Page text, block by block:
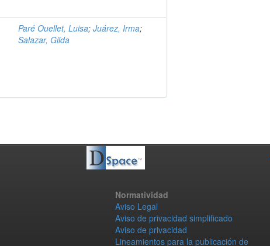
Paré Ouellet, Luisa;Juárez, Irma;
Salazar, Gilda
Normatividad
Aviso Legal
Aviso de privacidad simplificado
Aviso de privacidad
Lineamientos para la publicación de